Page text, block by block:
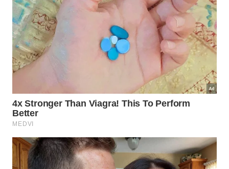
Além do impacto na bateria, o superaquecimento
pode danificar a porta de carregamento do celular,
derreter parcialmente o conector USB e
comprometer circuitos internos de proteção do
aparelho. Em situações extremas, carregadores
defeituosos ou falsificados com aquecimento
descontrolado podem provocar curto-circuito,
derretimento do plástico externo e até princípio de
incêndio, especialmente quando deixados
conectados durante a noite sem supervisão.